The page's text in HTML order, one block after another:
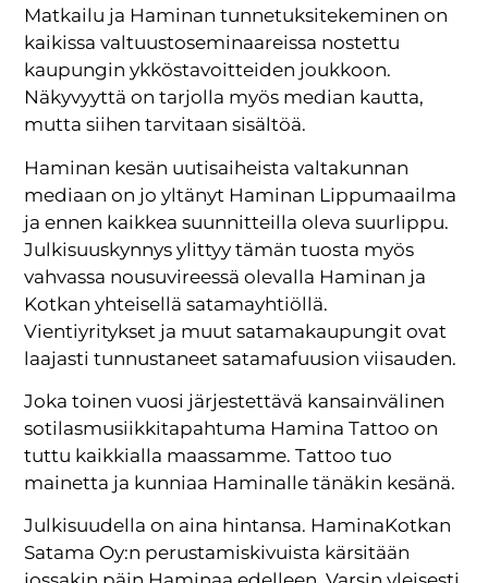
Matkailu ja Haminan tunnetuksitekeminen on
kaikissa valtuustoseminaareissa nostettu
kaupungin ykköstavoitteiden joukkoon.
Näkyvyyttä on tarjolla myös median kautta,
mutta siihen tarvitaan sisältöä.
Haminan kesän uutisaiheista valtakunnan
mediaan on jo yltänyt Haminan Lippumaailma
ja ennen kaikkea suunnitteilla oleva suurlippu.
Julkisuuskynnys ylittyy tämän tuosta myös
vahvassa nousuvireessä olevalla Haminan ja
Kotkan yhteisellä satamayhtiöllä.
Vientiyritykset ja muut satamakaupungit ovat
laajasti tunnustaneet satamafuusion viisauden.
Joka toinen vuosi järjestettävä kansainvälinen
sotilasmusiikkitapahtuma Hamina Tattoo on
tuttu kaikkialla maassamme. Tattoo tuo
mainetta ja kunniaa Haminalle tänäkin kesänä.
Julkisuudella on aina hintansa. HaminaKotkan
Satama Oy:n perustamiskivuista kärsitään